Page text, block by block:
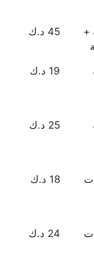
+
45 د.ك
19 د.ك
25 د.ك
18 د.ك
24 د.ك